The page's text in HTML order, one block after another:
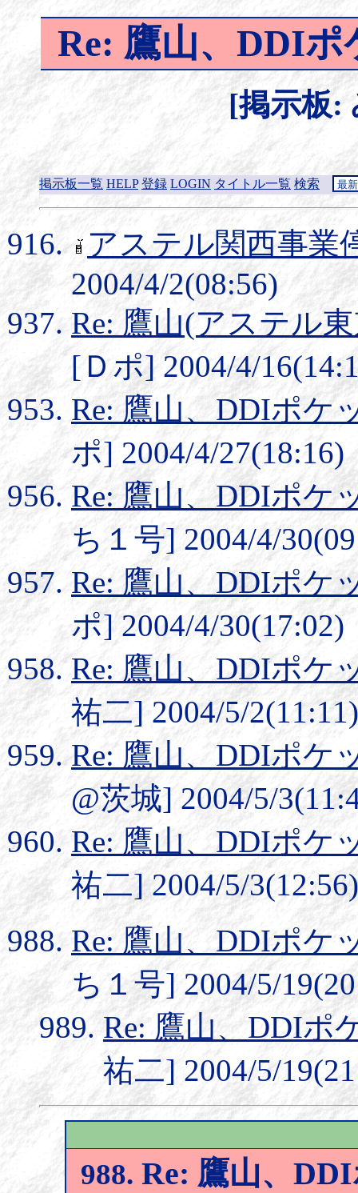
Re: 鷹山、DDI
[掲示板:
掲示板一覧 HELP 登録 LOGIN タイトル一覧 検索
アステル関西事業
2004/4/2(08:56)
Re: 鷹山(アステル
[Ｄポ] 2004/4/
Re: 鷹山、DDIポケ
ポ] 2004/4/27(18:16)
Re: 鷹山、DDIポケ
ち１号] 2004/4/
Re: 鷹山、DDIポケ
ポ] 2004/4/30(17:02)
Re: 鷹山、DDIポケ
祐二] 2004/5/2(11:11)
Re: 鷹山、DDIポケ
@茨城] 2004/5/
Re: 鷹山、DDIポケ
祐二] 2004/5/3(12:56)
Re: 鷹山、DDIポケ
ち１号] 2004/5/
Re: 鷹山、DDIポ
祐二] 2004/5/
988. Re: 鷹山、